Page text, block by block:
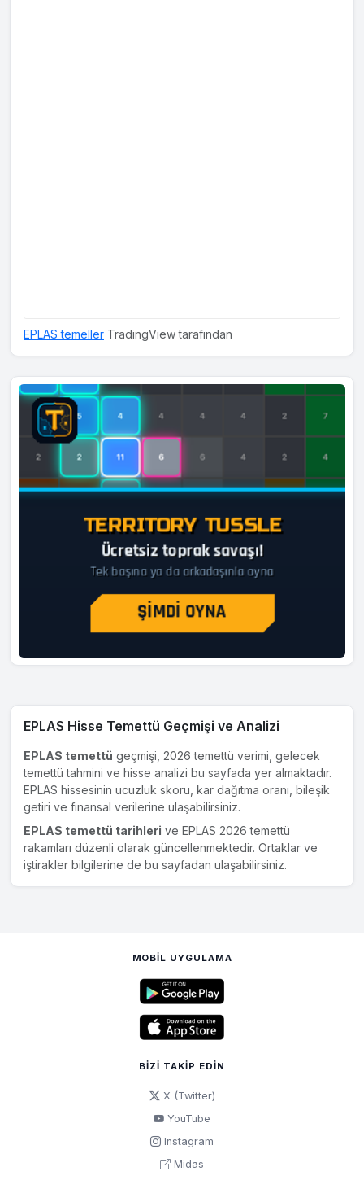
EPLAS temeller TradingView tarafından
EPLAS Hisse Temettü Geçmişi ve Analizi
EPLAS temettü geçmişi, 2026 temettü verimi, gelecek
temettü tahmini ve hisse analizi bu sayfada yer almaktadır.
EPLAS hissesinin ucuzluk skoru, kar dağıtma oranı, bileşik
getiri ve finansal verilerine ulaşabilirsiniz.
EPLAS temettü tarihleri ve EPLAS 2026 temettü
rakamları düzenli olarak güncellenmektedir. Ortaklar ve
iştirakler bilgilerine de bu sayfadan ulaşabilirsiniz.
MOBIL UYGULAMA
BIZI TAKIP EDIN
X (Twitter)
YouTube
Instagram
Midas